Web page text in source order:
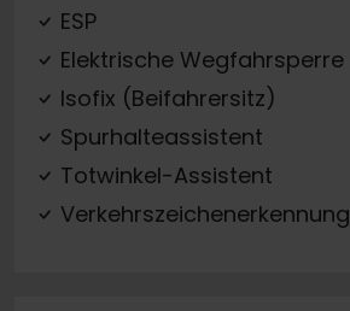
ESP
Elektrische Wegfahrsperre
Isofix (Beifahrersitz)
Spurhalteassistent
Totwinkel-Assistent
Verkehrszeichenerkennung